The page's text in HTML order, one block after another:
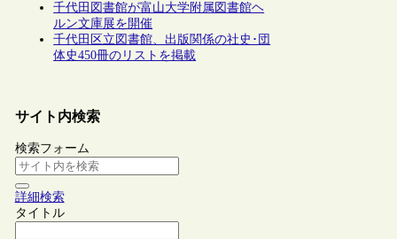
千代田図書館が富山大学附属図書館ヘ
ルン文庫展を開催
千代田区立図書館、出版関係の社史･団
体史450冊のリストを掲載
サイト内検索
検索フォーム
詳細検索
タイトル